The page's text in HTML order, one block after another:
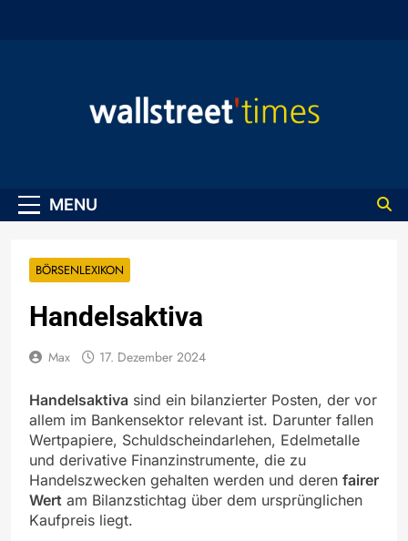
MENU
BÖRSENLEXIKON
Handelsaktiva
Max 17. Dezember 2024
Handelsaktiva sind ein bilanzierter Posten, der vor
allem im Bankensektor relevant ist. Darunter fallen
Wertpapiere, Schuldscheindarlehen, Edelmetalle
und derivative Finanzinstrumente, die zu
Handelszwecken gehalten werden und deren fairer
Wert am Bilanzstichtag über dem ursprünglichen
Kaufpreis liegt.